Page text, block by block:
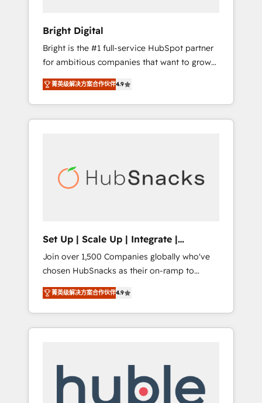
Website Design HubSpot Impact Award 🏆
2017 Website Design HubSpot Impact Award
🏆2016 Growth-Driven Design Agency of the
Year 🏆2016 Sales Enablement HubSpot
Impact Award 🏆2015 Growth-Driven Design
Agency of the Year 🏆2015 Became the 5th
Agency to reach Diamond 🏆2014 HubSpot
Became a HubSpot Partner 📆Founded in
Bright Digital
Bright is the #1 full-service HubSpot partner
for ambitious companies that want to grow
smarter. From HubSpot onboarding, to
training, from developing a new website to
lead generation and digital marketing; we do
it all (and with great results)! In short, our
modules, integrations - Marketing & sales
solutions: digital marketing, advertising,
people, exciting ideas and can-do mentality,
we ensure revenue growth on a daily basis.
So tell us your challenge; our passionate and
growth driven team of 100+ experts is ready
for you! Driving digital growth |
www.brightdigital.com
菁英级解决方案合作伙伴4.9
Set Up | Scale Up | Integrate |
HubSnacks FlexPlan
Join over 1,500 Companies globally who've
chosen HubSnacks as their on-ramp to
HubSpot since 2014 Simple pay-as-you-go
plans that accelerate value... 1️⃣ Set Up |
Onboarding New or Check-fixing existing
HubSpot portals 2️⃣ Scale Up | 100% HubSpot
API Integration project... ⬅️ Click "Contact
Business" ⬅️ to access 150+ Kickstart
菁英级解决方案合作伙伴4.9